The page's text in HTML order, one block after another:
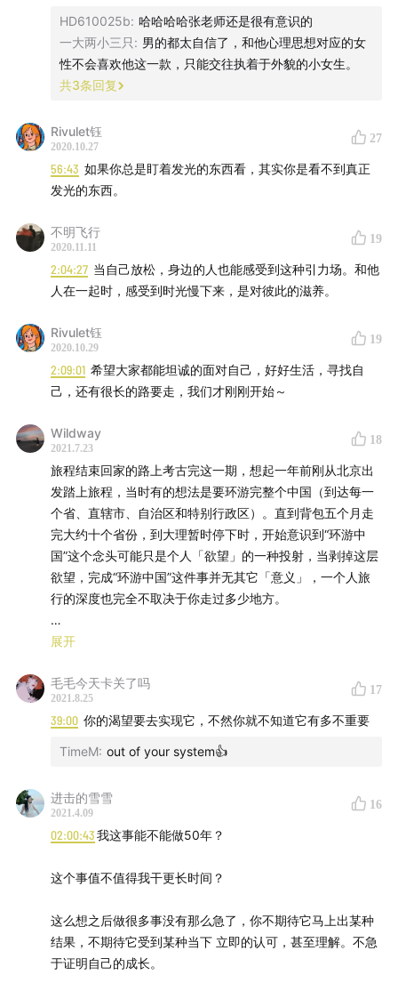
HD610025b: 哈哈哈哈张老师还是很有意识的
一大两小三只 : 男的都太自信了，和他心理思想对应的女
性不会喜欢他这一款，只能交往执着于外貌的小女生。
共3条回复
Rivulet钰
2020.10.27
27
56:43 如果你总是盯着发光的东西看，其实你是看不到真正
发光的东西。
不明飞行
2020.11.11
19
2:04:27 当自己放松，身边的人也能感受到这种引力场。和他
人在一起时，感受到时光慢下来，是对彼此的滋养。
Rivulet钰
2020.10.29
19
2:09:01 希望大家都能坦诚的面对自己，好好生活，寻找自
己，还有很长的路要走，我们才刚刚开始～
Wildway
2021.7.23
18
旅程结束回家的路上考古完这一期，想起一年前刚从北京出
发踏上旅程，当时有的想法是要环游完整个中国（到达每一
个省、直辖市、自治区和特别行政区）。直到背包五个月走
完大约十个省份，到大理暂时停下时，开始意识到“环游中
国”这个念头可能只是个人「欲望」的一种投射，当剥掉这层
欲望，完成“环游中国”这件事并无其它「意义」，一个人旅
行的深度也完全不取决于你走过多少地方。
想明白了这点，这次摩旅就我放下了这个“执念”，从而全身
状况做调整，接纳并享受路上发生的一切无论意外或惊喜，
到最终的走向平和。当我平安地完成这九十多天21400公里
的旅程，「意义的地图」就开始浮现出来，The journey is
reward.
人生还长，坦然面对，继续「活在当下」。
展开
毛毛今天卡关了吗
2021.8.25
17
39:00 你的渴望要去实现它，不然你就不知道它有多不重要
TimeM: out of your system👍
进击的雪雪
2021.4.09
16
02:00:43我这事能不能做50年？
这个事值不值得我干更长时间？
这么想之后做很多事没有那么急了，你不期待它马上出某种
结果，不期待它受到某种当下 立即的认可，甚至理解。不急
于证明自己的成长。